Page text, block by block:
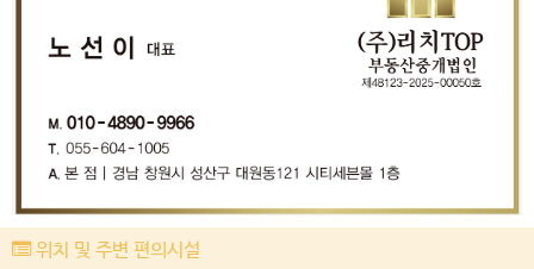
위치 및 주변 편의시설